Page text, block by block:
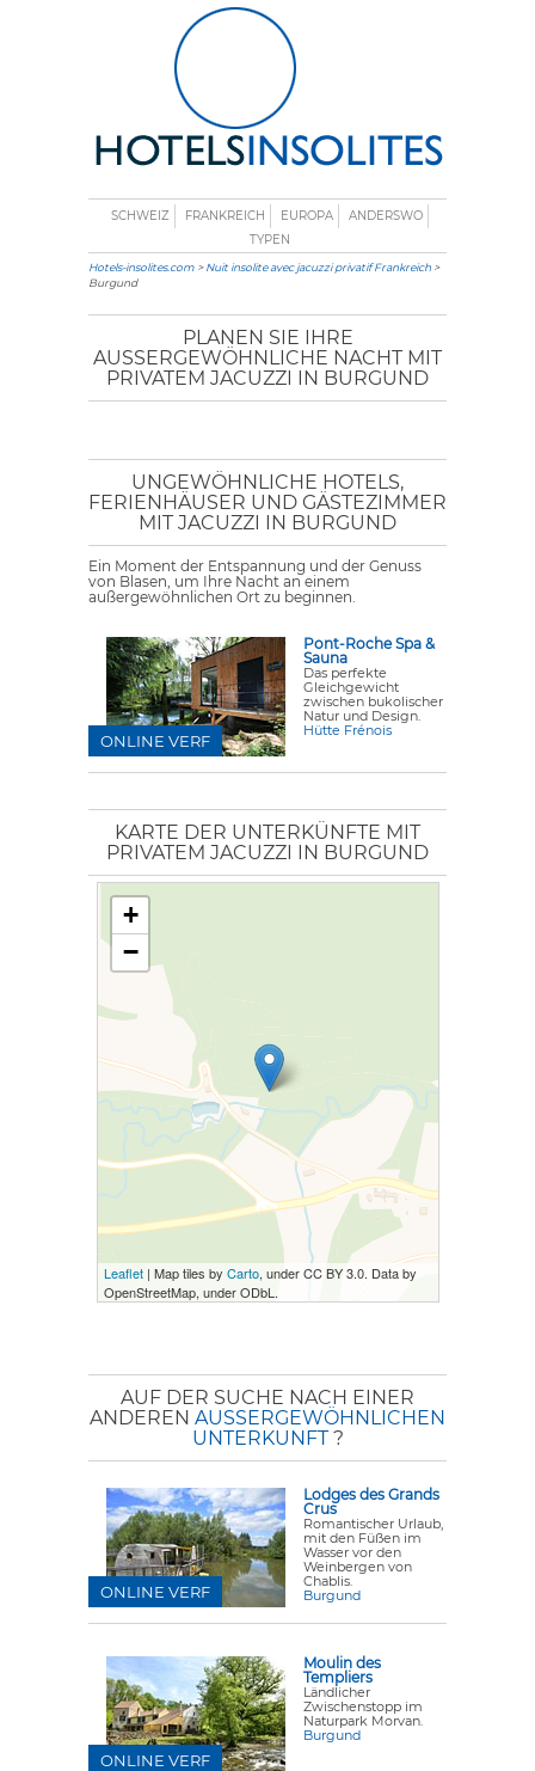
SCHWEIZ FRANKREICH EUROPA
ANDERSWO
TYPEN
Hotels-insolites.com >Nuit insolite avec jacuzzi privatif Frankreich >
Burgund
PLANEN SIE IHRE
AUSSERGEWÖHNLICHE NACHT MIT P
RIVATEM JACUZZI IN BURGUND
UNGEWÖHNLICHE HOTELS,
FERIENHÄUSER UND GÄSTEZIMMER
MIT JACUZZI IN BURGUND
Ein Moment der Entspannung und der Genuss
von Blasen, um Ihre Nacht an einem
außergewöhnlichen Ort zu beginnen.
Pont-Roche Spa &
Sauna
Das perfekte
Gleichgewicht
zwischen bukolischer
Natur und Design.
Hütte Frénois
ONLINE VERF
KARTE DER UNTERKÜNFTE MIT
PRIVATEM JACUZZI IN BURGUND
+
−
Leaflet| Map tiles by Carto, under CC BY 3.0. Data by
OpenStreetMap, under ODbL.
AUF DER SUCHE NACH EINER
ANDEREN AUSSERGEWÖHNLICHEN U
NTERKUNFT?
Lodges des Grands
Crus
Romantischer Urlaub,
mit den Füßen im
Wasser vor den
Weinbergen von
Chablis.
Burgund
ONLINE VERF
Moulin des
Templiers
Ländlicher
Zwischenstopp im
Naturpark Morvan.
Burgund
ONLINE VERF